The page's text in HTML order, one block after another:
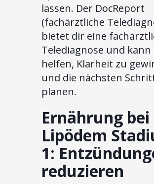
lassen. Der DocReport
(fachärztliche
bietet dir eine
Telediagnose und
helfen, Klarheit zu
und die nächsten
planen.
Ernährung bei
Lipödem
1:
reduzieren